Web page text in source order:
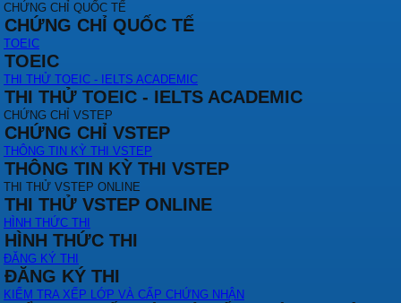
CHỨNG CHỈ QUỐC TẾ
CHỨNG CHỈ QUỐC TẾ
TOEIC
TOEIC
THI THỬ TOEIC - IELTS ACADEMIC
THI THỬ TOEIC - IELTS ACADEMIC
CHỨNG CHỈ VSTEP
CHỨNG CHỈ VSTEP
THÔNG TIN KỲ THI VSTEP
THÔNG TIN KỲ THI VSTEP
THI THỬ VSTEP ONLINE
THI THỬ VSTEP ONLINE
HÌNH THỨC THI
HÌNH THỨC THI
ĐĂNG KÝ THI
ĐĂNG KÝ THI
KIỂM TRA XẾP LỚP VÀ CẤP CHỨNG NHẬN